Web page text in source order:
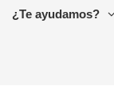
¿Te ayudamos?